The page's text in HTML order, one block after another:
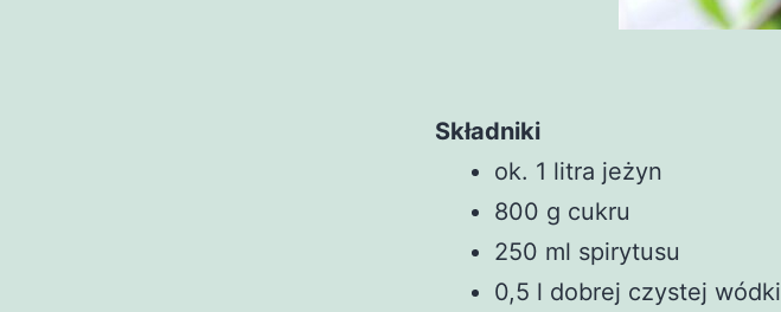
Składniki
ok. 1 litra jeżyn
800 g cukru
250 ml spirytusu
0,5 l dobrej czystej wódki